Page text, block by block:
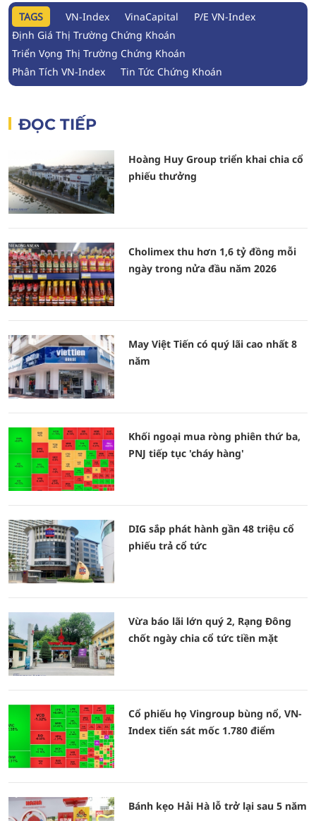
TAGS VN-Index VinaCapital
P/E VN-Index
Định Giá Thị Trường Chứng Khoán
Triển Vọng Thị Trường Chứng Khoán
Phân Tích VN-Index
Tin Tức Chứng Khoán
ĐỌC TIẾP
Hoàng Huy Group triển khai chia cổ
phiếu thưởng
Cholimex thu hơn 1,6 tỷ đồng mỗi
ngày trong nửa đầu năm 2026
May Việt Tiến có quý lãi cao nhất 8
năm
Khối ngoại mua ròng phiên thứ ba,
PNJ tiếp tục 'cháy hàng'
DIG sắp phát hành gần 48 triệu cổ
phiếu trả cổ tức
Vừa báo lãi lớn quý 2, Rạng Đông
chốt ngày chia cổ tức tiền mặt
Cổ phiếu họ Vingroup bùng nổ, VN-
Index tiến sát mốc 1.780 điểm
Bánh kẹo Hải Hà lỗ trở lại sau 5 năm